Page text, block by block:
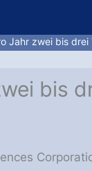
Jahr zwei bis drei
bis